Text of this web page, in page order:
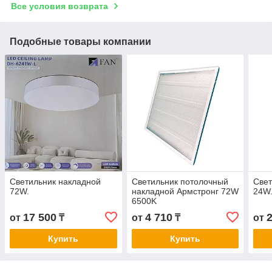
Все условия возврата
Подобные товары компании
Светильник накладной
72W.
от 17 500 ₸
Купить
Светильник потолочный
накладной Армстронг 72W
6500K
от 4 710₸
Купить
от